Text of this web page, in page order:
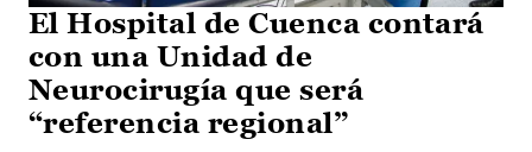
El Hospital de Cuenca contará
con una Unidad de
Neurocirugía que será
“referencia regional”